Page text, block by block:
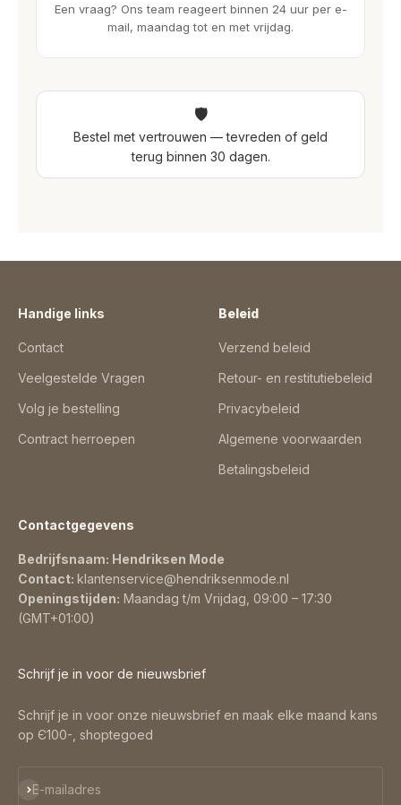
Een vraag? Ons team reageert binnen 24 uur per e-
mail, maandag tot en met vrijdag.
🛡
Bestel met vertrouwen — tevreden of geld
terug binnen 30 dagen.
Handige links
Contact
Veelgestelde Vragen
Volg je bestelling
Contract herroepen
Beleid
Verzend beleid
Retour- en restitutiebeleid
Privacybeleid
Algemene voorwaarden
Betalingsbeleid
Contactgegevens
Bedrijfsnaam: Hendriksen Mode
Contact: klantenservice@hendriksenmode.nl
Openingstijden: Maandag t/m Vrijdag, 09:00 – 17:30
(GMT+01:00)
Schrijf je in voor de nieuwsbrief
Schrijf je in voor onze nieuwsbrief en maak elke maand kans
op Є100-, shoptegoed
E-mailadres
Abonneren